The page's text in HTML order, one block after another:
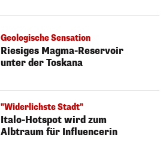
Geologische Sensation
Riesiges Magma-Reservoir
unter der Toskana
"Widerlichste Stadt"
Italo-Hotspot wird zum
Albtraum für Influencerin